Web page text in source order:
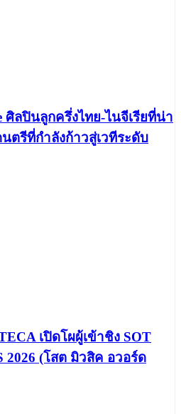
ศิลปินลูกครึ่งไทย-ไนจีเรียที่น่า
ตรีที่กำลังก้าวสู่เวทีระดับ
เปิดโผผู้เข้าชิง SOT
2026 (โสต มิวสิค อวอร์ด